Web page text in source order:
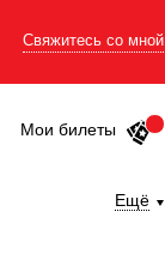
Свяжитесь со мной
Мои билеты
Ещё